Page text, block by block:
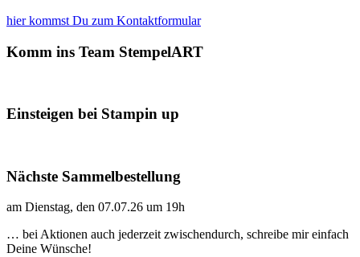
hier kommst Du zum Kontaktformular
Komm ins Team StempelART
Einsteigen bei Stampin up
Nächste Sammelbestellung
am Dienstag, den 07.07.26 um 19h
… bei Aktionen auch jederzeit zwischendurch, schreibe mir einfach
Deine Wünsche!